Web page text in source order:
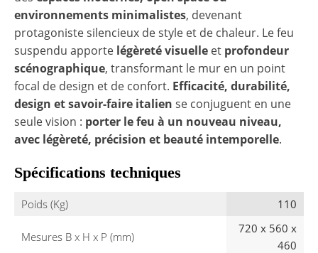
environnements minimalistes, devenant
protagoniste silencieux de style et de chaleur. Le feu
suspendu apporte légèreté visuelle et profondeur
scénographique, transformant le mur en un point
focal de design et de confort. Efficacité, durabilité,
design et savoir-faire italien se conjuguent en une
seule vision : porter le feu à un nouveau niveau,
avec légèreté, précision et beauté intemporelle.
Spécifications techniques
Poids (Kg) 110
Mesures B x H x P (mm)
720 x 560 x
460